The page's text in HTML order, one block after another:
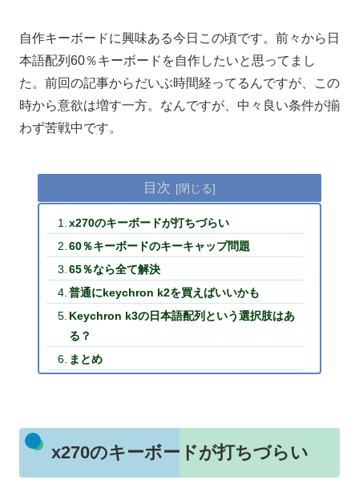
自作キーボードに興味ある今日この頃です。前々から日
本語配列60％キーボードを自作したいと思ってまし
た。前回の記事からだいぶ時間経ってるんですが、この
時から意欲は増す一方。なんですが、中々良い条件が揃
わず苦戦中です。
目次
x270のキーボードが打ちづらい
60％キーボードのキーキャップ問題
65％なら全て解決
普通にkeychron k2を買えばいいかも
Keychron k3の日本語配列という選択肢はあ
る？
まとめ
x270のキーボードが打ちづらい